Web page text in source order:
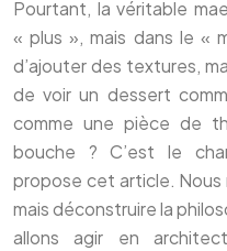
Pourtant, la véritable
« plus », mais dans le «
d’ajouter des textures,
de voir un dessert
comme une pièce de
bouche ? C’est le
propose cet article. Nous
mais déconstruire la
allons agir en